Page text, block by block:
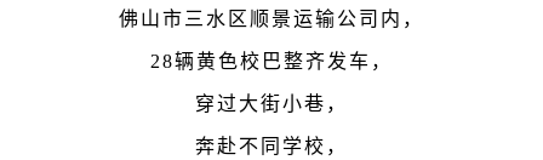
佛山市三水区顺景运输公司内，
28辆黄色校巴整齐发车，
穿过大街小巷，
奔赴不同学校，